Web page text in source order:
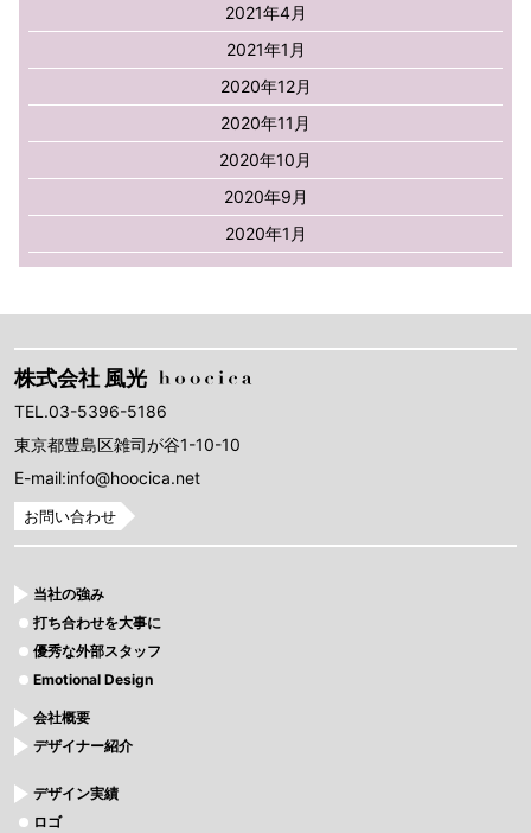
2021年4月
2021年1月
2020年12月
2020年11月
2020年10月
2020年9月
2020年1月
株式会社 風光
TEL.03-5396-5186
東京都豊島区雑司が谷1-10-10
E-mail:info@hoocica.net
お問い合わせ
当社の強み
打ち合わせを大事に
優秀な外部スタッフ
Emotional Design
会社概要
デザイナー紹介
デザイン実績
ロゴ